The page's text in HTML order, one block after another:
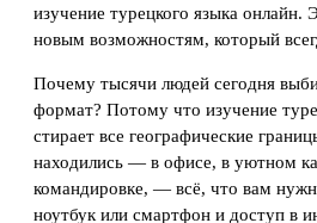
изучение турецкого языка
новым возможностям, который
Почему тысячи людей сегодня
формат? Потому что изучение
стирает все географические
находились — в офисе, в уютном
командировке, — всё, что вам
ноутбук или смартфон и доступ в